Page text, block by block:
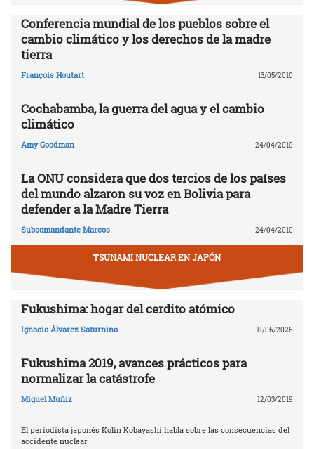
Conferencia mundial de los pueblos sobre el
cambio climático y los derechos de la madre
tierra
François Houtart 13/05/2010
Cochabamba, la guerra del agua y el cambio
climático
Amy Goodman 24/04/2010
La ONU considera que dos tercios de los países
del mundo alzaron su voz en Bolivia para
defender a la Madre Tierra
Subcomandante Marcos 24/04/2010
TSUNAMI NUCLEAR EN JAPÓN
Fukushima: hogar del cerdito atómico
Ignacio Álvarez Saturnino 11/06/2026
Fukushima 2019, avances prácticos para
normalizar la catástrofe
Miguel Muñiz 12/03/2019
El periodista japonés Kolin Kobayashi habla sobre las consecuencias del
accidente nuclear